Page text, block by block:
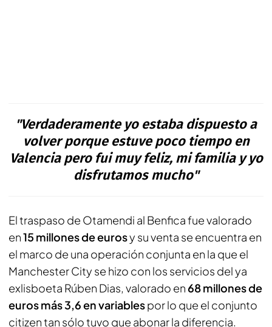
"Verdaderamente yo estaba dispuesto a
volver porque estuve poco tiempo en
Valencia pero fui muy feliz, mi familia y yo
disfrutamos mucho"
El traspaso de Otamendi al Benfica fue valorado
en15 millones de eurosy su venta se encuentra en
el marco de una operación conjunta en la que el
Manchester City se hizo con los servicios del ya
exlisboeta Rúben Dias, valorado en 68 millones de
euros más 3,6 en variablespor lo que el conjunto
citizentan sólo tuvo que abonar la diferencia.